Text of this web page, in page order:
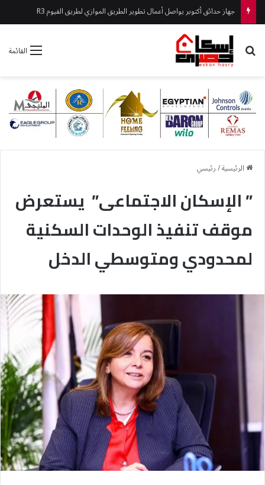
القائمة بحث عن
الرئيسية/رئيسي
” الإسكان الاجتماعى” يستعرض
موقف تنفيذ الوحدات السكنية
لمحدودي ومتوسطي الدخل